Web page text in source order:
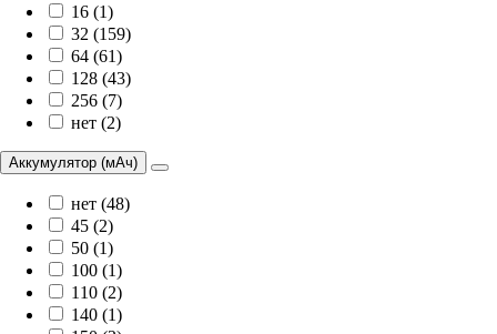
16 (1)
32 (159)
64 (61)
128 (43)
256 (7)
нет (2)
Аккумулятор (мАч)
нет (48)
45 (2)
50 (1)
100 (1)
110 (2)
140 (1)